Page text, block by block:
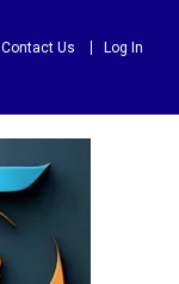
Contact Us Log In